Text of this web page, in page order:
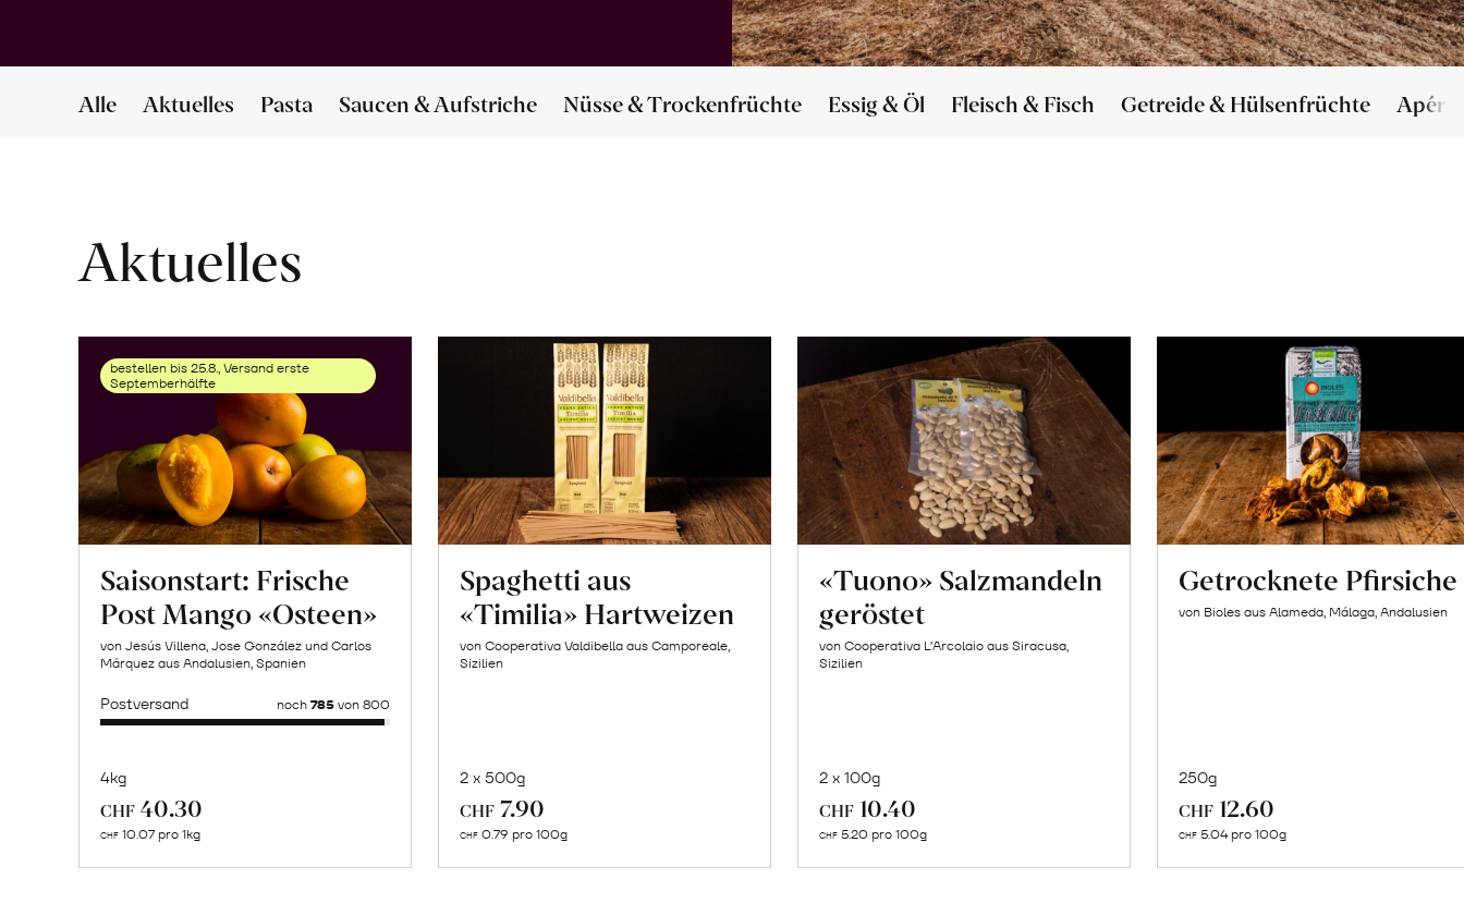
Alle Aktuelles Pasta Saucen & Aufstriche Nüsse & Trockenfrüchte Essig & Öl Fleisch & Fisch Getreide & Hülsenfrüchte Apéro
Aktuelles
bestellen bis 25.8., Versand erste
Septemberhälfte
Saisonstart: Frische
Post Mango «Osteen»
von Jesús Villena, Jose González und Carlos
Márquez aus Andalusien, Spanien
Postversand noch 785von 800
4kg
CHF 40.30
CHF 10.07 pro 1kg
Naturbelassene
Spaghetti aus
«Timilia» Hartweizen
von Cooperativa Valdibella aus Camporeale,
Sizilien
2 x 500g
CHF 7.90
CHF 0.79 pro 100g
«Tuono» Salzmandeln
geröstet
von Cooperativa L’Arcolaio aus Siracusa,
Sizilien
2 x 100g
CHF 10.40
CHF 5.20 pro 100g
Getrocknete Pfirsiche
von Bioles aus Alameda, Málaga, Andalusien
250g
CHF 12.60
CHF 5.04 pro 100g